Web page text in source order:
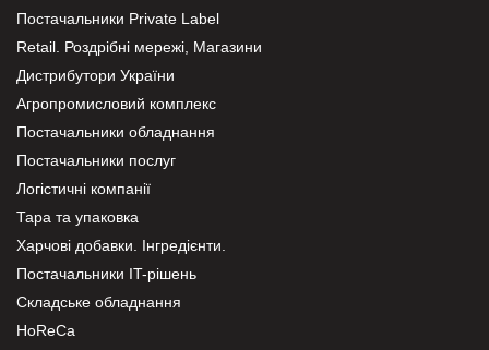
Постачальники Private Label
Retail. Роздрібні мережі, Магазини
Дистрибутори України
Агропромисловий комплекс
Постачальники обладнання
Постачальники послуг
Логістичні компанії
Тара та упаковка
Харчові добавки. Інгредієнти.
Постачальники IT-рішень
Складське обладнання
HoReCa